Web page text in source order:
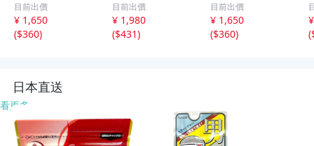
メンズ ブーツ レ
インシューズ 防
水 ロングブーツ
雨
目前出價
¥ 1,650
($360)
ツ メンズ レイン
ブーツ シューズ
防滑 スポーティ
目前出價
¥ 1,980
($431)
ツ メンズ ブーツ
レインシューズ
防水 ロングブー
目前出價
¥ 1,650
($360)
(
日本直送
看更多